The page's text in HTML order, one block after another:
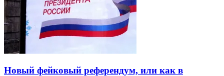
Новый фейковый референдум, или как в